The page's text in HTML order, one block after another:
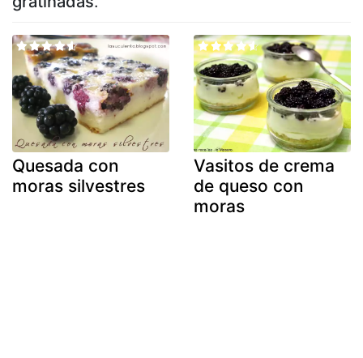
Quesada con
moras silvestres
Vasitos de crema
de queso con
moras